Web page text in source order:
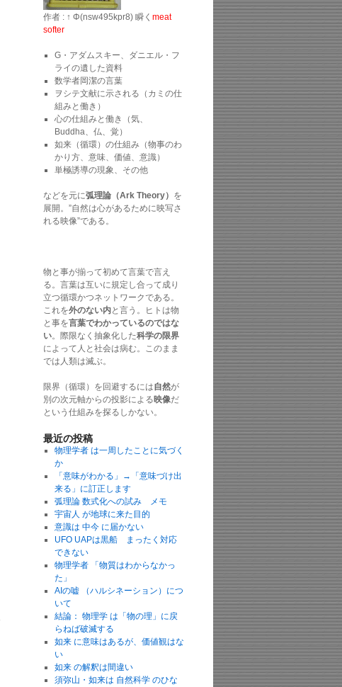
作者 : ↑ Φ(nsw495kpr8) 瞬く meat
softer
G・アダムスキー、ダニエル・フ
ライの遺した資料
数学者岡潔の言葉
ヲシテ文献に示される（カミの仕
組みと働き）
心の仕組みと働き（気、
Buddha、仏、覚）
如来（循環）の仕組み（物事のわ
かり方、意味、価値、意識）
単極誘導の現象、その他
などを元に弧理論（Ark Theory） を
展開。”自然は心があるために映写さ
れる映像”である。
物と事が揃って初めて言葉で言え
る。言葉は互いに規定し合って成り
立つ循環かつネットワークである。
これを外のない内と言う。ヒトは物
と事を言葉でわかっているのではな
い。際限なく抽象化した科学の限界
によって人と社会は病む。このまま
では人類は滅ぶ。
限界（循環）を回避するには自然が
別の次元軸からの投影による映像だ
という仕組みを探るしかない。
最近の投稿
物理学者 は一周したことに気づく
か
「意味がわかる」→「意味づけ出
来る」に訂正します
弧理論 数式化への試み メモ
宇宙人 が地球に来た目的
意識は 中今 に届かない
UFO UAPは黒船 まったく対応
できない
物理学者 「物質はわからなかっ
た」
AIの嘘 （ハルシネーション）につ
いて
結論： 物理学 は「物の理」に戻
らねば破滅する
如来 に意味はあるが、価値観はな
い
如来 の解釈は間違い
須弥山・如来は 自然科学 のひな